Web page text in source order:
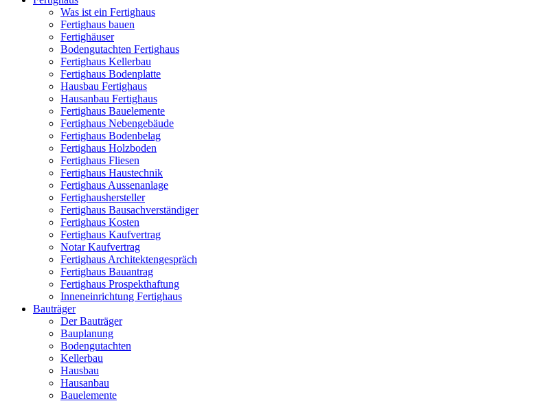
Was ist ein Fertighaus
Fertighaus bauen
Fertighäuser
Bodengutachten Fertighaus
Fertighaus Kellerbau
Fertighaus Bodenplatte
Hausbau Fertighaus
Hausanbau Fertighaus
Fertighaus Bauelemente
Fertighaus Nebengebäude
Fertighaus Bodenbelag
Fertighaus Holzboden
Fertighaus Fliesen
Fertighaus Haustechnik
Fertighaus Aussenanlage
Fertighaushersteller
Fertighaus Bausachverständiger
Fertighaus Kosten
Fertighaus Kaufvertrag
Notar Kaufvertrag
Fertighaus Architektengespräch
Fertighaus Bauantrag
Fertighaus Prospekthaftung
Inneneinrichtung Fertighaus
Bauträger
Der Bauträger
Bauplanung
Bodengutachten
Kellerbau
Hausbau
Hausanbau
Bauelemente